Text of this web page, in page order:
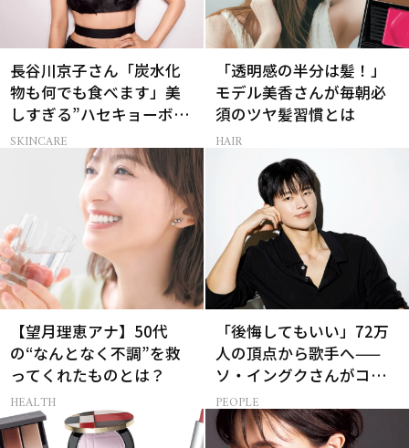
長谷川京子さん「炭水化
物も何でも食べます」美
しすぎる”ハセキョーボデ
ィ”を作る秘訣
SKINCARE
「透明感の半分は髪！」
モデル美香さんが毎朝必
須のツヤ髪習慣とは
HAIR
【望月理恵アナ】50代
の“なんとなく不調”を救
ってくれたものとは？
HEALTH
「後悔してもいい」72万
人の頂点から歌手へ——
ソ・イングクさんがコツ
コツ頑張れる原動力とは
PEOPLE